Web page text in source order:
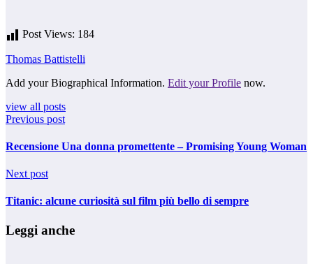
Post Views: 184
Thomas Battistelli
Add your Biographical Information. Edit your Profile now.
view all posts
Previous post
Recensione Una donna promettente – Promising Young Woman
Next post
Titanic: alcune curiosità sul film più bello di sempre
Leggi anche